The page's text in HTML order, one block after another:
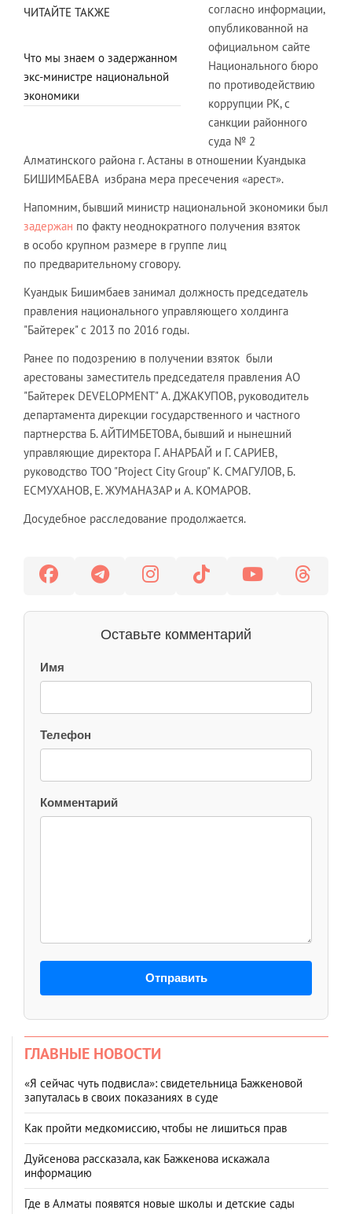
ЧИТАЙТЕ ТАКЖЕ
Что мы знаем о задержанном
экс-министре национальной
экономики
согласно информации,
опубликованной на
официальном сайте
Национального бюро
по противодействию
коррупции РК, с
санкции районного
суда № 2
Алматинского района г. Астаны в отношении Куандыка
БИШИМБАЕВА избрана мера пресечения «арест».
Напомним, бывший министр национальной экономики был
задержан по факту неоднократного получения взяток
в особо крупном размере в группе лиц
по предварительному сговору.
Куандык Бишимбаев занимал должность председатель
правления национального управляющего холдинга
"Байтерек" с 2013 по 2016 годы.
Ранее по подозрению в получении взяток были
арестованы заместитель председателя правления АО
"Байтерек DEVELOPMENT" А. ДЖАКУПОВ, руководитель
департамента дирекции государственного и частного
партнерства Б. АЙТИМБЕТОВА, бывший и нынешний
управляющие директора Г. АНАРБАЙ и Г. САРИЕВ,
руководство ТОО "Project City Group" К. СМАГУЛОВ, Б.
ЕСМУХАНОВ, Е. ЖУМАНАЗАР и А. КОМАРОВ.
Досудебное расследование продолжается.
Оставьте комментарий
Имя
Телефон
Комментарий
Отправить
ГЛАВНЫЕ НОВОСТИ
«Я сейчас чуть подвисла»: свидетельница Бажкеновой
запуталась в своих показаниях в суде
Как пройти медкомиссию, чтобы не лишиться прав
Дуйсенова рассказала, как Бажкенова искажала
информацию
Где в Алматы появятся новые школы и детские сады